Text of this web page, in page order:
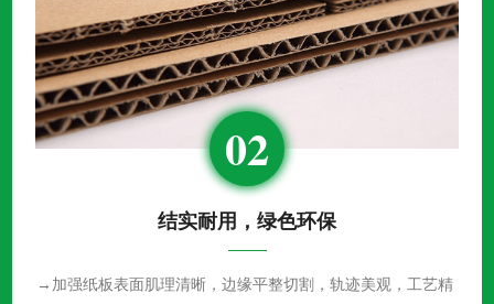
02
结实耐用，绿色环保
→加强纸板表面肌理清晰，边缘平整切割，轨迹美观，工艺精